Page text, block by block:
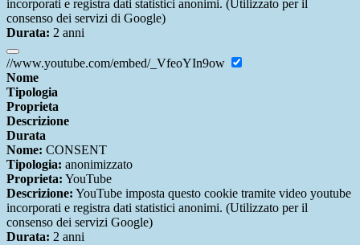
incorporati e registra dati statistici anonimi. (Utilizzato per il
consenso dei servizi di Google)
Durata: 2 anni
//www.youtube.com/embed/_VfeoYIn9ow
Nome
Tipologia
Proprieta
Descrizione
Durata
Nome: CONSENT
Tipologia: anonimizzato
Proprieta: YouTube
Descrizione: YouTube imposta questo cookie tramite video youtube
incorporati e registra dati statistici anonimi. (Utilizzato per il
consenso dei servizi Google)
Durata: 2 anni